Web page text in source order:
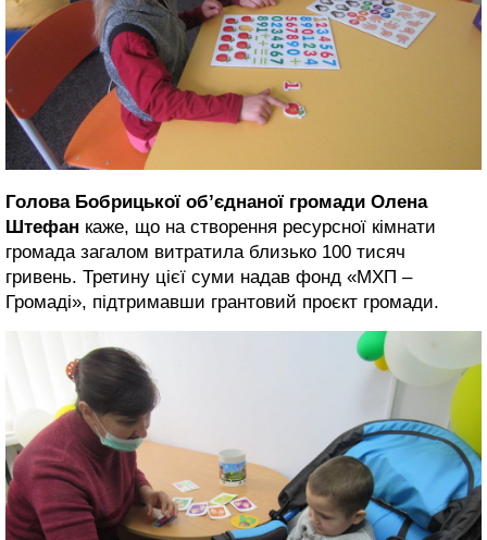
Голова Бобрицької об’єднаної громади Олена
Штефан каже, що на створення ресурсної кімнати
громада загалом витратила близько 100 тисяч
гривень. Третину цієї суми надав фонд «МХП –
Громаді», підтримавши грантовий проєкт громади.